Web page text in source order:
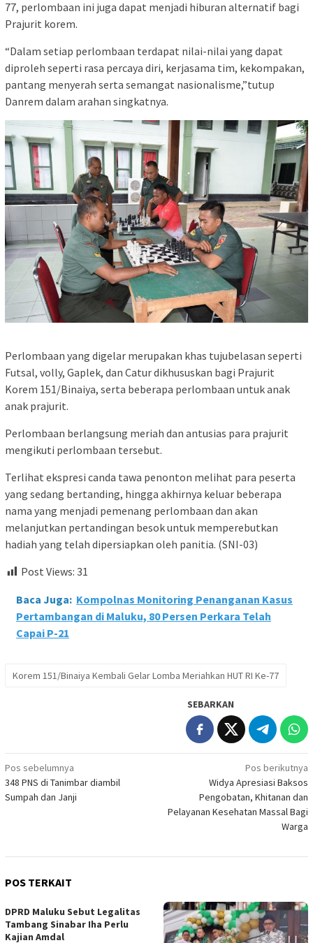
77, perlombaan ini juga dapat menjadi hiburan alternatif bagi
Prajurit korem.
“Dalam setiap perlombaan terdapat nilai-nilai yang dapat
diproleh seperti rasa percaya diri, kerjasama tim, kekompakan,
pantang menyerah serta semangat nasionalisme,”tutup
Danrem dalam arahan singkatnya.
Perlombaan yang digelar merupakan khas tujubelasan seperti
Futsal, volly, Gaplek, dan Catur dikhususkan bagi Prajurit
Korem 151/Binaiya, serta beberapa perlombaan untuk anak
anak prajurit.
Perlombaan berlangsung meriah dan antusias para prajurit
mengikuti perlombaan tersebut.
Terlihat ekspresi canda tawa penonton melihat para peserta
yang sedang bertanding, hingga akhirnya keluar beberapa
nama yang menjadi pemenang perlombaan dan akan
melanjutkan pertandingan besok untuk memperebutkan
hadiah yang telah dipersiapkan oleh panitia. (SNI-03)
Post Views: 31
Baca Juga: Kompolnas Monitoring Penanganan Kasus
Pertambangan di Maluku, 80 Persen Perkara Telah
Capai P-21
Korem 151/Binaiya Kembali Gelar Lomba Meriahkan HUT RI Ke-77
SEBARKAN
Navigasi
pos
Pos sebelumnya
348 PNS di Tanimbar diambil
Sumpah dan Janji
Pos berikutnya
Widya Apresiasi Baksos
Pengobatan, Khitanan dan
Pelayanan Kesehatan Massal Bagi
Warga
POS TERKAIT
DPRD Maluku Sebut Legalitas
Tambang Sinabar Iha Perlu
Kajian Amdal